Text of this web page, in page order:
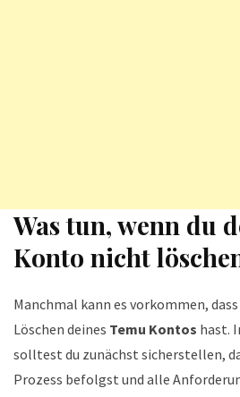
Was tun, wenn du
Konto nicht
Manchmal kann es vorkommen,
Löschen deines Temu Kontos hast.
solltest du zunächst sicherstellen,
Prozess befolgst und alle